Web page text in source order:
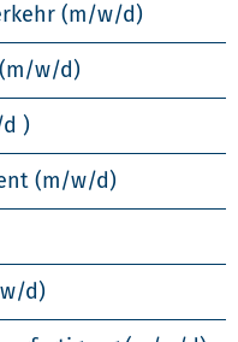
(m/w/d)
w/d)
)
(m/w/d)
d)